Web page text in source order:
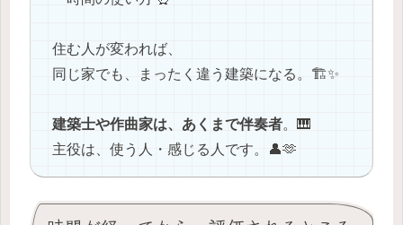
住む人が変われば、
同じ家でも、まったく違う建築になる。🏗✨
建築士や作曲家は、あくまで伴奏者。🎹
主役は、使う人・感じる人です。👤🫶